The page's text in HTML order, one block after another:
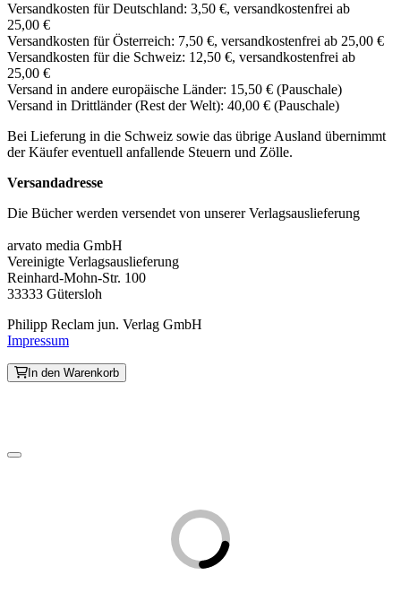
Versandkosten für Deutschland: 3,50 €, versandkostenfrei ab
25,00 €
Versandkosten für Österreich: 7,50 €, versandkostenfrei ab 25,00 €
Versandkosten für die Schweiz: 12,50 €, versandkostenfrei ab
25,00 €
Versand in andere europäische Länder: 15,50 € (Pauschale)
Versand in Drittländer (Rest der Welt): 40,00 € (Pauschale)
Bei Lieferung in die Schweiz sowie das übrige Ausland übernimmt
der Käufer eventuell anfallende Steuern und Zölle.
Versandadresse
Die Bücher werden versendet von unserer Verlagsauslieferung
arvato media GmbH
Vereinigte Verlagsauslieferung
Reinhard-Mohn-Str. 100
33333 Gütersloh
Philipp Reclam jun. Verlag GmbH
Impressum
In den Warenkorb